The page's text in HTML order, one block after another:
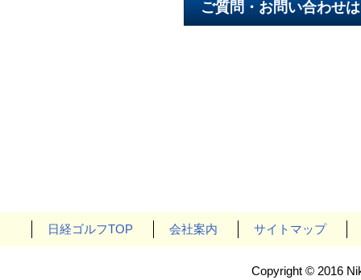
日経ゴルフTOP 会社案内 サイトマップ
Copyright © 2016